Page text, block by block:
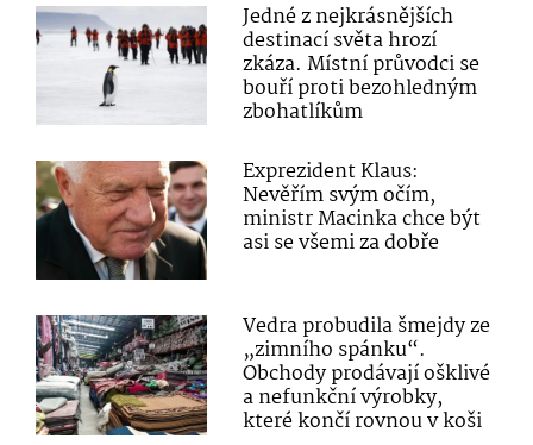
Jedné z nejkrásnějších
destinací světa hrozí
zkáza. Místní průvodci se
bouří proti bezohledným
zbohatlíkům
Exprezident Klaus:
Nevěřím svým očím,
ministr Macinka chce být
asi se všemi za dobře
Vedra probudila šmejdy ze
„zimního spánku“.
Obchody prodávají ošklivé
a nefunkční výrobky,
které končí rovnou v koši